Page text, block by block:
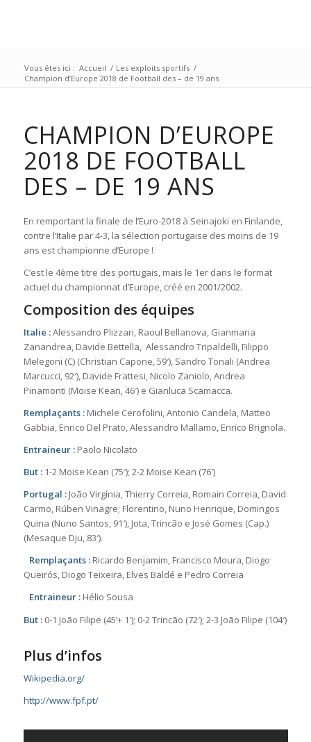
Vous êtes ici : Accueil / Les exploits sportifs /
Champion d’Europe 2018 de Football des – de 19 ans
CHAMPION D’EUROPE
2018 DE FOOTBALL
DES – DE 19 ANS
En remportant la finale de l’Euro-2018 à Seinajoki en Finlande,
contre l’Italie par 4-3, la sélection portugaise des moins de 19
ans est championne d’Europe !
C’est le 4ème titre des portugais, mais le 1er dans le format
actuel du championnat d’Europe, créé en 2001/2002.
Composition des équipes
Italie :Alessandro Plizzari, Raoul Bellanova, Gianmaria
Zanandrea, Davide Bettella, Alessandro Tripaldelli, Filippo
Melegoni (C) (Christian Capone, 59′), Sandro Tonali (Andrea
Marcucci, 92′), Davide Frattesi, Nicolo Zaniolo, Andrea
Pinamonti (Moise Kean, 46′) e Gianluca Scamacca.
Remplaçants :Michele Cerofolini, Antonio Candela, Matteo
Gabbia, Enrico Del Prato, Alessandro Mallamo, Enrico Brignola.
Entraineur :Paolo Nicolato
But :1-2 Moise Kean (75′); 2-2 Moise Kean (76′)
Portugal :João Virgínia, Thierry Correia, Romain Correia, David
Carmo, Rúben Vinagre; Florentino, Nuno Henrique, Domingos
Quina (Nuno Santos, 91′), Jota, Trincão e José Gomes (Cap.)
(Mesaque Dju, 83′).
Remplaçants :Ricardo Benjamim, Francisco Moura, Diogo
Queirós, Diogo Teixeira, Elves Baldé e Pedro Correia
Entraineur :Hélio Sousa
But :0-1 João Filipe (45’+ 1′); 0-2 Trincão (72′); 2-3 João Filipe (104′)
Plus d’infos
Wikipedia.org/
http://www.fpf.pt/